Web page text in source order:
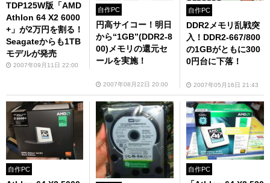
TDP125W版「AMD
Athlon 64 X2 6000
+」が2万円を割る！
Seagateからも1TB
モデルが発売
2007年09月11日 22:00
自作PC
円高サイコー！明日
から“1GB”(DDR2-8
00)メモリの還元セ
ールを実施！
2007年08月22日 20:00
自作PC
DDR2メモリ乱戦突
入！DDR2-667/800
の1GBがともに300
0円台に下落！
2007年05月16日 21:43
自作PC 自作PC